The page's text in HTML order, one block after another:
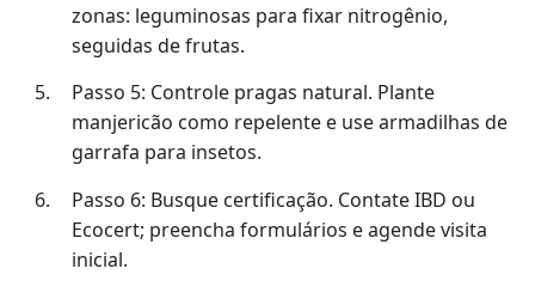
zonas: leguminosas para fixar nitrogênio,
seguidas de frutas.
Passo 5: Controle pragas natural. Plante
manjericão como repelente e use armadilhas de
garrafa para insetos.
Passo 6: Busque certificação. Contate IBD ou
Ecocert; preencha formulários e agende visita
inicial.